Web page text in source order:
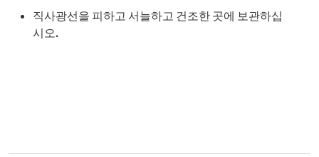
직사광선을 피하고 서늘하고 건조한 곳에 보관하십
시오.